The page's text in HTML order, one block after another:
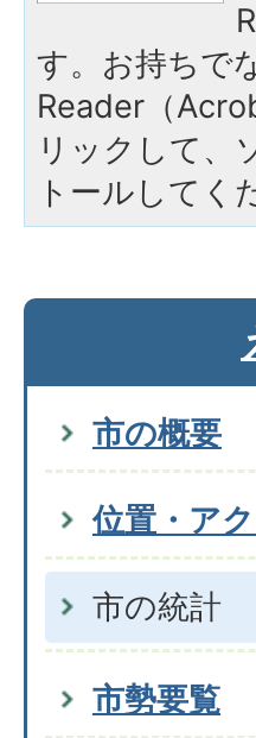
す。お持ちで
Reader（
リックして、
トールしてく
市の概要
位置・ア
市の統計
市勢要覧